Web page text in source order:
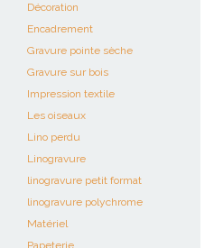
Décoration
Encadrement
Gravure pointe sèche
Gravure sur bois
Impression textile
Les oiseaux
Lino perdu
Linogravure
linogravure petit format
linogravure polychrome
Matériel
Papeterie